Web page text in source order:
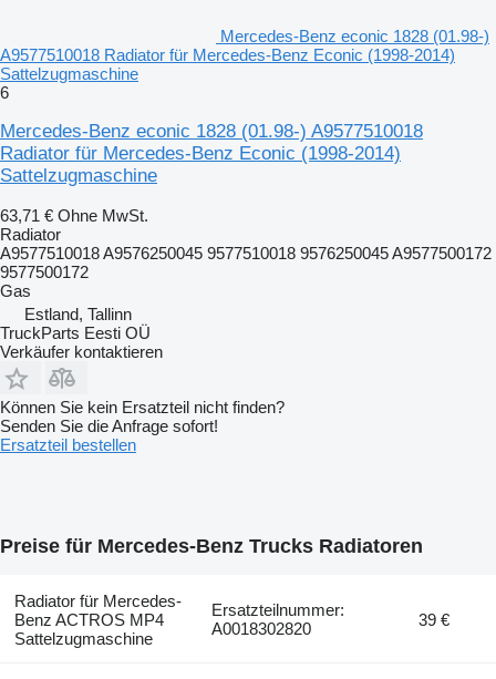
Mercedes-Benz econic 1828 (01.98-)
A9577510018 Radiator für Mercedes-Benz Econic (1998-2014)
Sattelzugmaschine
6
Mercedes-Benz econic 1828 (01.98-) A9577510018
Radiator für Mercedes-Benz Econic (1998-2014)
Sattelzugmaschine
63,71 € Ohne MwSt.
Radiator
A9577510018 A9576250045 9577510018 9576250045 A9577500172
9577500172
Gas
Estland, Tallinn
TruckParts Eesti OÜ
Verkäufer kontaktieren
Können Sie kein Ersatzteil nicht finden?
Senden Sie die Anfrage sofort!
Ersatzteil bestellen
Preise für Mercedes-Benz Trucks Radiatoren
Radiator für Mercedes-
Benz ACTROS MP4
Sattelzugmaschine
Ersatzteilnummer:
A0018302820
39 €